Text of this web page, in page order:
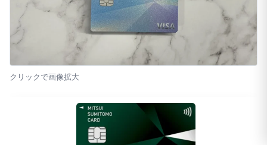
クリックで画像拡大